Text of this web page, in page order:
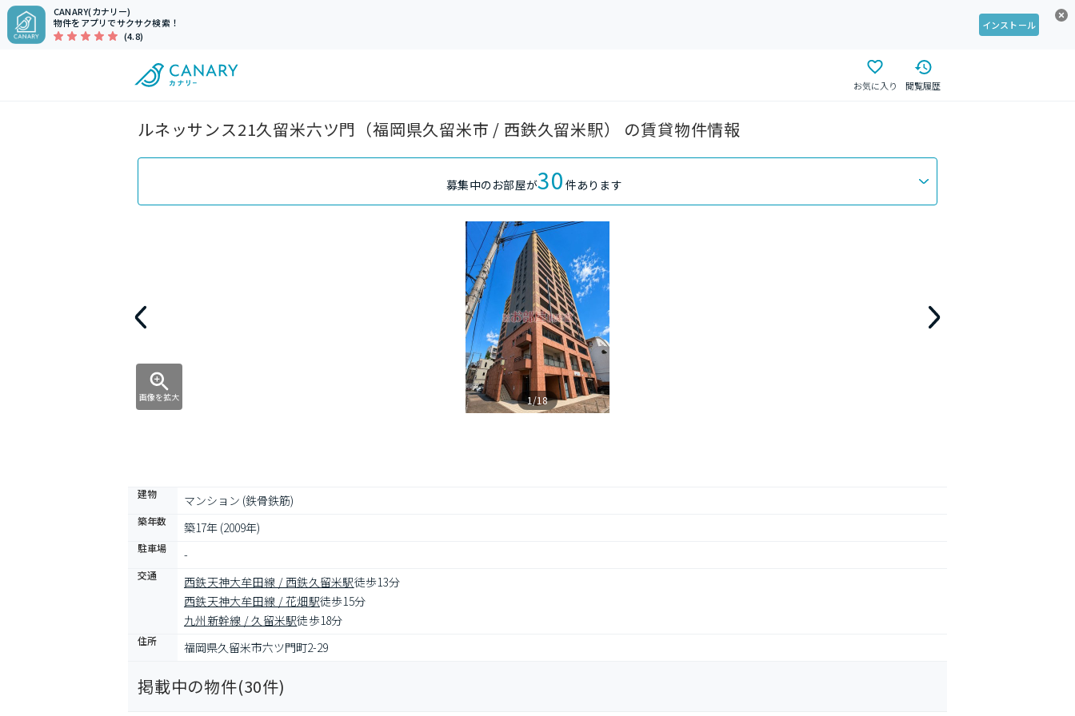
CANARY(カナリー)
物件をアプリでサクサク検索！
(4.8)
インストール
お気に入り 閲覧履歴
ルネッサンス21久留米六ツ門（福岡県久留米市 / 西鉄久留米駅） の賃貸物件情報
募集中のお部屋が30 件あります
画像を拡大 1/18
建物 マンション (鉄骨鉄筋)
築年数 築17年 (2009年)
駐車場 -
交通 西鉄天神大牟田線 / 西鉄久留米駅徒歩13分
西鉄天神大牟田線 / 花畑駅徒歩15分
九州新幹線 / 久留米駅徒歩18分
住所 福岡県久留米市六ツ門町2-29
掲載中の物件(30件)